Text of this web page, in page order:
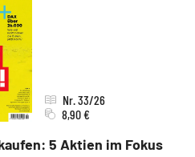
5 Aktien im Fokus
Nr. 33/26
8,90 €